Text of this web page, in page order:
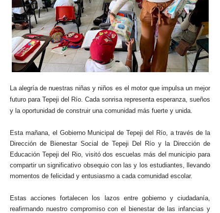
La alegría de nuestras niñas y niños es el motor que impulsa un mejor
futuro para Tepeji del Río. Cada sonrisa representa esperanza, sueños
y la oportunidad de construir una comunidad más fuerte y unida.
Esta mañana, el Gobierno Municipal de Tepeji del Río, a través de la
Dirección de Bienestar Social de Tepeji Del Río y la Dirección de
Educación Tepeji del Rio, visitó dos escuelas más del municipio para
compartir un significativo obsequio con las y los estudiantes, llevando
momentos de felicidad y entusiasmo a cada comunidad escolar.
Estas acciones fortalecen los lazos entre gobierno y ciudadanía,
reafirmando nuestro compromiso con el bienestar de las infancias y